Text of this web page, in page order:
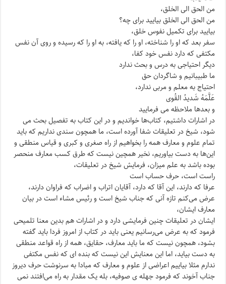
من الحق الی الخلق،
من الحق الی الخلق بیایید برای چه؟
بیایید برای تکمیل نفوس خلق،
سفر بعد که او را شناخته، او را که یافته، به او را که رسیده و روی آن نفس
مکتفی که دارد نفس خود کفا،
دیگر احتیاجی به درس و بحث ندارد
ما طبیبانیم و شاگردان حق
احتیاج به معلم و مربی ندارد،
عَلَّمَهُ شَدیدُ القُوی
و بعدها ملاحظه می فرمایید
در اشارات داشتیم، کتاب‌ها خواندیم و در این کتاب به تفصیل بحث می
شود، شیخ در تعلیقات شفا آورده است، ما همچون سندی نداریم که باید
تمام علوم و معارف همه را بخواهیم از راه صغری و کبری و قیاس منطقی و
این‌ها به دست بیاوریم، نخیر همچین نیست که طرق کسب معارف منحصر
بوده باشد به علم میزان، فرمایش شیخ در تعلیقات،
راست است، حرف حساب است
عرفا که دارند، این آقا که دارد، آقایان اتراب و اضراب که فراوان دارند،
عرض می‌کنم تازه آنی که جناب شیخ است و رئیس مشاء است در بیان
معارف ایشان،
ایشان در تعلیقات چنین فرمایشی دارد و در اشارات هم بدین معنا تلمیحی
فرمود که به عرض می‌رسانیم یعنی باید در کتاب از امروز فردا باید گفته
بشود، همچون نیست که ما باید معارف، حقایق، همه از راه قواعد منطقی
به دست بیاید، اما این معنایش این نیست که بنده ای که نفس مکتفی
ندارم مثلا بیاییم اعراضی از علوم و معارف که مبادا به سرنوشت حرف دیروز
جناب آخوند که فرمود جهله ی صوفیه، بله یک مقدار به راه می‌افتند نمی